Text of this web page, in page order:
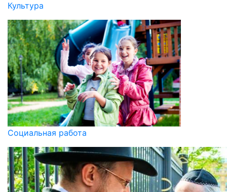
Культура
Социальная работа